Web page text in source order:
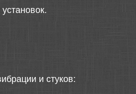
и стуков: